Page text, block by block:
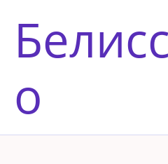
содержимому
о